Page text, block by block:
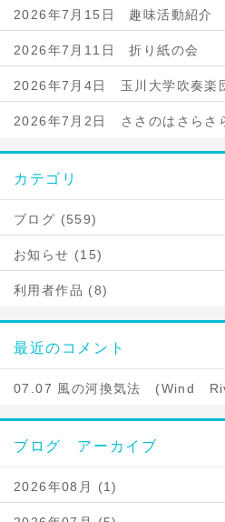
2026年7月15日 趣味活動紹介
2026年7月11日 折り紙の会
2026年7月4日 玉川大学吹奏楽
2026年7月2日 ささのはさらさ
カテゴリ
ブログ (559)
お知らせ (15)
利用者作品 (8)
最近のコメント
07.07 風の河換気法 (Wind
ブログ アーカイブ
2026年08月 (1)